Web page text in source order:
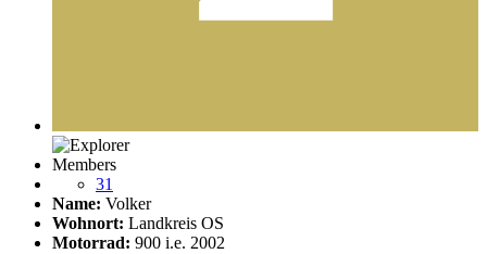
Members
31
Name: Volker
Wohnort: Landkreis OS
Motorrad: 900 i.e. 2002